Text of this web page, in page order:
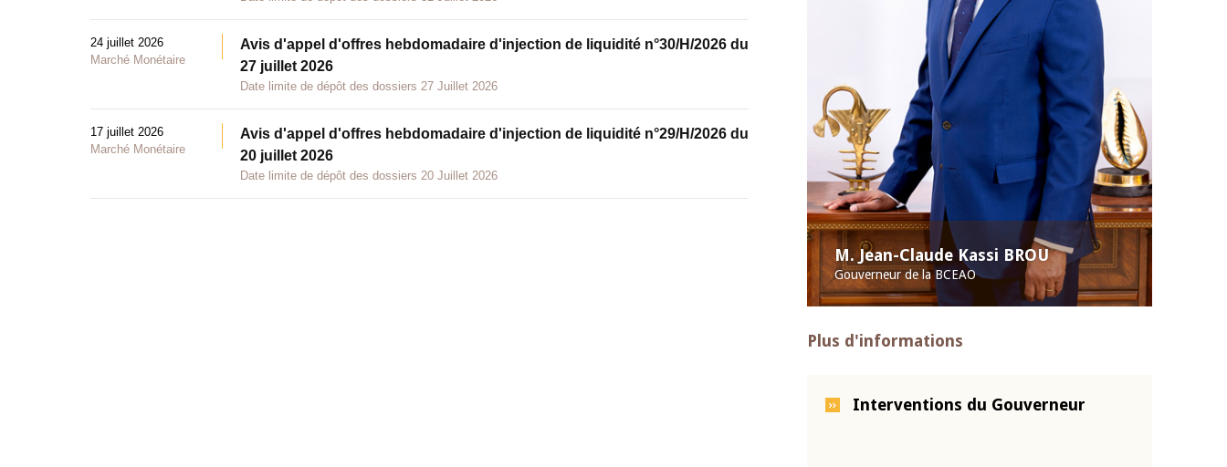
M. Jean-Claude Kassi BROU
Gouverneur de la BCEAO
Plus d'informations
Interventions du Gouverneur
24 juillet 2026
Marché Monétaire
Avis d'appel d'offres hebdomadaire d'injection de liquidité n°30/H/2026 du
27 juillet 2026
Date limite de dépôt des dossiers 27 Juillet 2026
17 juillet 2026
Marché Monétaire
Avis d'appel d'offres hebdomadaire d'injection de liquidité n°29/H/2026 du
20 juillet 2026
Date limite de dépôt des dossiers 20 Juillet 2026